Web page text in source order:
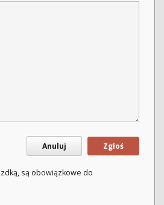
Anuluj Zgłoś
są obowiązkowe do